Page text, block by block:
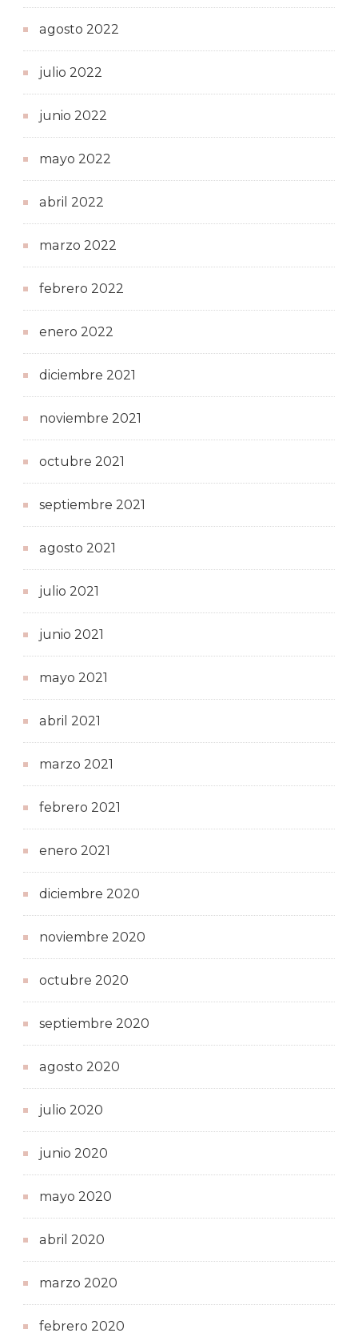
agosto 2022
julio 2022
junio 2022
mayo 2022
abril 2022
marzo 2022
febrero 2022
enero 2022
diciembre 2021
noviembre 2021
octubre 2021
septiembre 2021
agosto 2021
julio 2021
junio 2021
mayo 2021
abril 2021
marzo 2021
febrero 2021
enero 2021
diciembre 2020
noviembre 2020
octubre 2020
septiembre 2020
agosto 2020
julio 2020
junio 2020
mayo 2020
abril 2020
marzo 2020
febrero 2020